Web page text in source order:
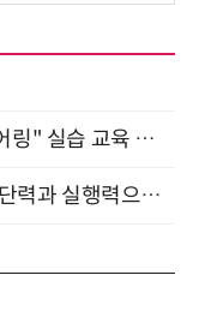
현업에서 바로 쓰는 "하네스 엔지니어링" 실습 교육 워크숍 8월 20일 개최
“문서에 묻힌 지식을 꺼내, 회사의 판단력과 실행력으로 바꾸다” (8/20)